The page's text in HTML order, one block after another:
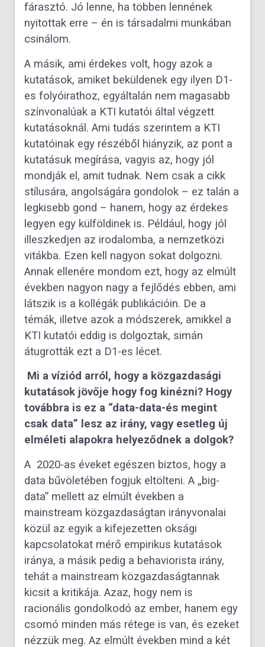
fárasztó. Jó lenne, ha többen lennének
nyitottak erre – én is társadalmi munkában
csinálom.
A másik, ami érdekes volt, hogy azok a
kutatások, amiket beküldenek egy ilyen D1-
es folyóirathoz, egyáltalán nem magasabb
színvonalúak a KTI kutatói által végzett
kutatásoknál. Ami tudás szerintem a KTI
kutatóinak egy részéből hiányzik, az pont a
kutatásuk megírása, vagyis az, hogy jól
mondják el, amit tudnak. Nem csak a cikk
stílusára, angolságára gondolok – ez talán a
legkisebb gond – hanem, hogy az érdekes
legyen egy külföldinek is. Például, hogy jól
illeszkedjen az irodalomba, a nemzetközi
vitákba. Ezen kell nagyon sokat dolgozni.
Annak ellenére mondom ezt, hogy az elmúlt
években nagyon nagy a fejlődés ebben, ami
látszik is a kollégák publikációin. De a
témák, illetve azok a módszerek, amikkel a
KTI kutatói eddig is dolgoztak, simán
átugrották ezt a D1-es lécet.
Mi a víziód arról, hogy a közgazdasági
kutatások jövője hogy fog kinézni? Hogy
továbbra is ez a “data-data-és megint
csak data” lesz az irány, vagy esetleg új
elméleti alapokra helyeződnek a dolgok?
A 2020-as éveket egészen biztos, hogy a
data bűvöletében fogjuk eltölteni. A „big-
data” mellett az elmúlt években a
mainstream közgazdaságtan irányvonalai
közül az egyik a kifejezetten oksági
kapcsolatokat mérő empirikus kutatások
iránya, a másik pedig a behaviorista irány,
tehát a mainstream közgazdaságtannak
kicsit a kritikája. Azaz, hogy nem is
racionális gondolkodó az ember, hanem egy
csomó minden más rétege is van, és ezeket
nézzük meg. Az elmúlt években mind a két